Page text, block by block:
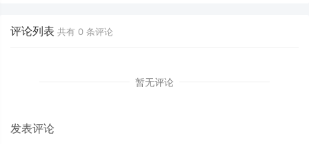
评论列表 共有 0 条评论
暂无评论
发表评论